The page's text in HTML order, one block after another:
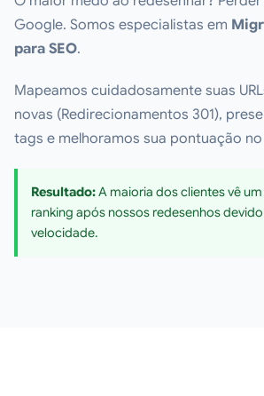
Google. Somos especialistas em
para SEO.
Mapeamos cuidadosamente suas
novas (Redirecionamentos 301),
tags e melhoramos sua pontuação
Resultado:A maioria dos clientes vê um
ranking após nossos redesenhos
velocidade.